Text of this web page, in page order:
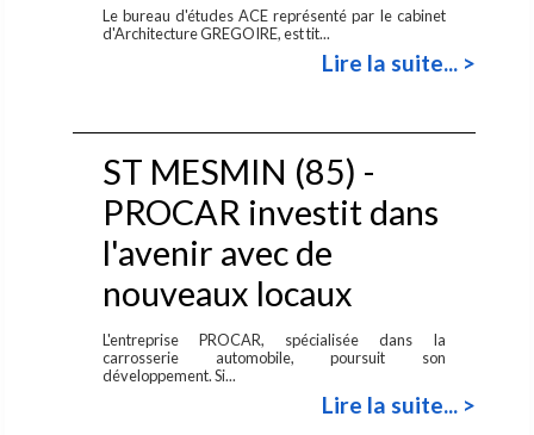
Le bureau d'études ACE représenté par le cabinet
d'Architecture GREGOIRE, est tit...
Lire la suite... >
ST MESMIN (85) -
PROCAR investit dans
l'avenir avec de
nouveaux locaux
L'entreprise PROCAR, spécialisée dans la
carrosserie automobile, poursuit son
développement. Si...
Lire la suite... >